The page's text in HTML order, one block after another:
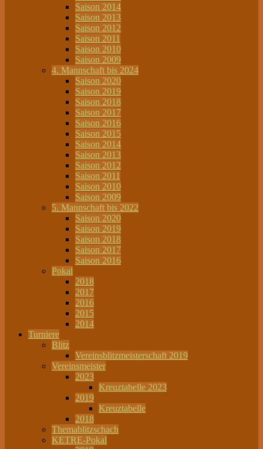
Saison 2014
Saison 2013
Saison 2012
Saison 2011
Saison 2010
Saison 2009
4. Mannschaft bis 2024
Saison 2020
Saison 2019
Saison 2018
Saison 2017
Saison 2016
Saison 2015
Saison 2014
Saison 2013
Saison 2012
Saison 2011
Saison 2010
Saison 2009
5. Mannschaft bis 2022
Saison 2020
Saison 2019
Saison 2018
Saison 2017
Saison 2016
Pokal
2018
2017
2016
2015
2014
Turniere
Blitz
Vereinsblitzmeisterschaft 2019
Vereinsmeister
2023
Kreuztabelle 2023
2019
Kreuztabelle
2018
Themablitzschach
KETRE-Pokal